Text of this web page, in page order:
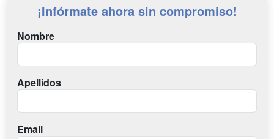
¡Infórmate ahora sin compromiso!
Nombre
Apellidos
Email